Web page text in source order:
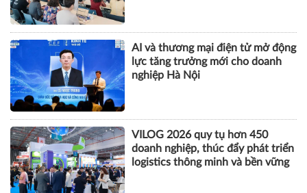
AI và thương mại điện tử mở động
lực tăng trưởng mới cho doanh
nghiệp Hà Nội
VILOG 2026 quy tụ hơn 450
doanh nghiệp, thúc đẩy phát triển
logistics thông minh và bền vững